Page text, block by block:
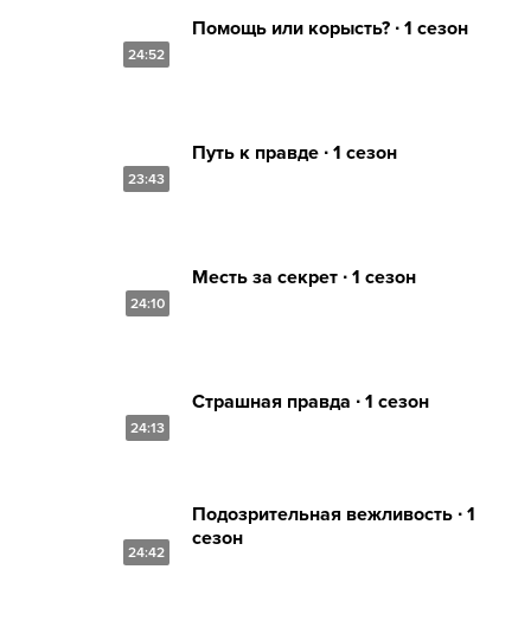
24:52
Помощь или корысть? ∙ 1 сезон
23:43
Путь к правде ∙ 1 сезон
24:10
Месть за секрет ∙ 1 сезон
24:13
Страшная правда ∙ 1 сезон
24:42
Подозрительная вежливость ∙ 1
сезон